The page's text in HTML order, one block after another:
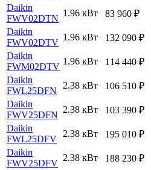
Daikin
FWV02DTN
1.96 кВт 83 960 ₽
Daikin
FWV02DTV
1.96 кВт 132 090 ₽
Daikin
FWM02DTV
1.96 кВт 114 440 ₽
Daikin
FWL25DFN
2.38 кВт 106 510 ₽
Daikin
FWV25DFN
2.38 кВт 103 390 ₽
Daikin
FWL25DFV
2.38 кВт 195 010 ₽
Daikin
FWV25DFV
2.38 кВт 188 230 ₽